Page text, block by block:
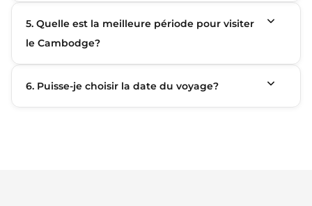
5. Quelle est la meilleure période pour visiter
le Cambodge?
6. Puisse-je choisir la date du voyage?